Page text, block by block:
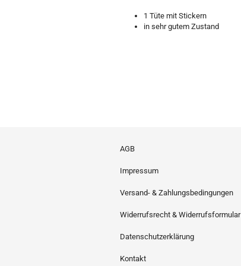
1 Tüte mit Stickern
in sehr gutem Zustand
AGB
Impressum
Versand- & Zahlungsbedingungen
Widerrufsrecht & Widerrufsformular
Datenschutzerklärung
Kontakt